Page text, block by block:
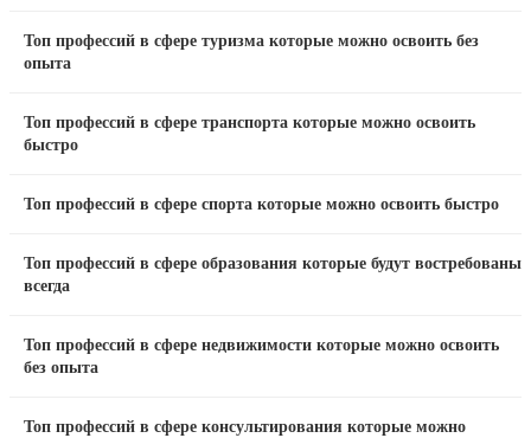
Топ профессий в сфере туризма которые можно освоить без
опыта
Топ профессий в сфере транспорта которые можно освоить
быстро
Топ профессий в сфере спорта которые можно освоить быстро
Топ профессий в сфере образования которые будут востребованы
всегда
Топ профессий в сфере недвижимости которые можно освоить
без опыта
Топ профессий в сфере консультирования которые можно